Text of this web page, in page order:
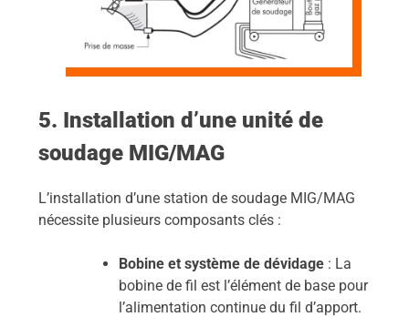
5. Installation d’une unité de
soudage MIG/MAG
L’installation d’une station de soudage MIG/MAG
nécessite plusieurs composants clés :
Bobine et système de dévidage : La
bobine de fil est l’élément de base pour
l’alimentation continue du fil d’apport.